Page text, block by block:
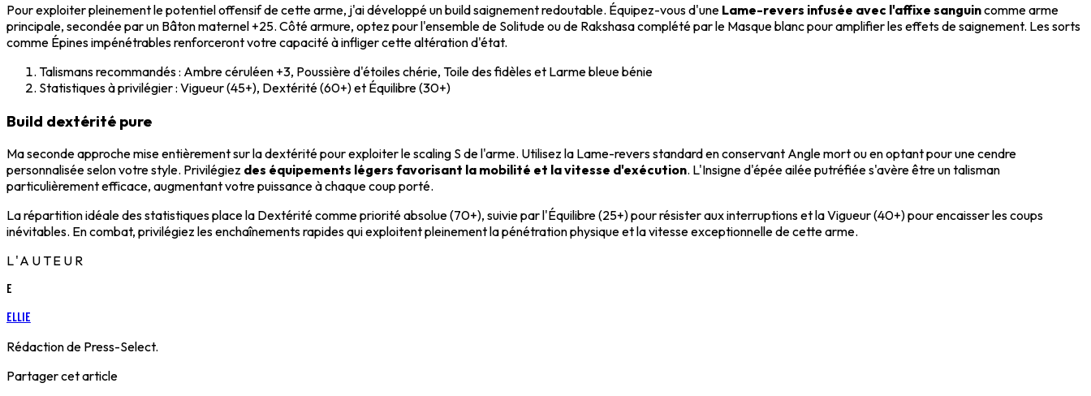
Pour exploiter pleinement le potentiel offensif de cette arme, j'ai développé un build saignement redoutable. Équipez-vous d'une Lame-revers infusée avec l'affixe sanguincomme arme
principale, secondée par un Bâton maternel +25. Côté armure, optez pour l'ensemble de Solitude ou de Rakshasa complété par le Masque blanc pour amplifier les effets de saignement. Les sorts
comme Épines impénétrables renforceront votre capacité à infliger cette altération d'état.
Talismans recommandés : Ambre céruléen +3, Poussière d'étoiles chérie, Toile des fidèles et Larme bleue bénie
Statistiques à privilégier : Vigueur (45+), Dextérité (60+) et Équilibre (30+)
Build dextérité pure
Ma seconde approche mise entièrement sur la dextérité pour exploiter le scaling S de l'arme. Utilisez la Lame-revers standard en conservant Angle mort ou en optant pour une cendre
personnalisée selon votre style. Privilégiez des équipements légers favorisant la mobilité et la vitesse d'exécution. L'Insigne d'épée ailée putréfiée s'avère être un talisman
particulièrement efficace, augmentant votre puissance à chaque coup porté.
La répartition idéale des statistiques place la Dextérité comme priorité absolue (70+), suivie par l'Équilibre (25+) pour résister aux interruptions et la Vigueur (40+) pour encaisser les coups
inévitables. En combat, privilégiez les enchaînements rapides qui exploitent pleinement la pénétration physique et la vitesse exceptionnelle de cette arme.
L'AUTEUR
E
Ellie
Rédaction de Press-Select.
Partager cet article